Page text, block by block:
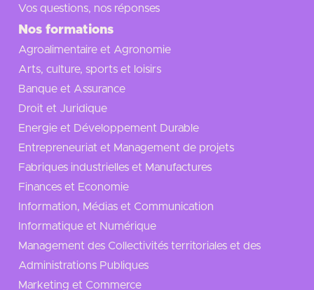
Vos questions, nos réponses
Nos formations
Agroalimentaire et Agronomie
Arts, culture, sports et loisirs
Banque et Assurance
Droit et Juridique
Energie et Développement Durable
Entrepreneuriat et Management de projets
Fabriques industrielles et Manufactures
Finances et Economie
Information, Médias et Communication
Informatique et Numérique
Management des Collectivités territoriales et des
Administrations Publiques
Marketing et Commerce